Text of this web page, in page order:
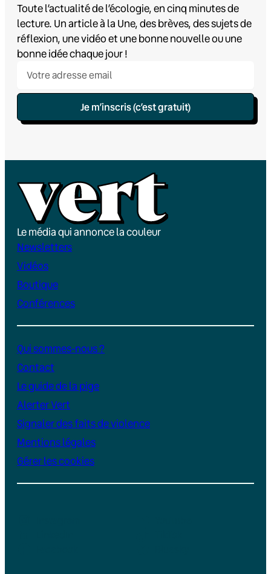
Toute l’actualité de l’écologie, en cinq minutes de
lecture. Un article à la Une, des brèves, des sujets de
réflexion, une vidéo et une bonne nouvelle ou une
bonne idée chaque jour !
Je m’inscris (c’est gratuit)
Le média qui annonce la couleur
Newsletters
Vidéos
Boutique
Conférences
Qui sommes-nous ?
Contact
Le guide de la pige
Alerter Vert
Signaler des faits de violence
Mentions légales
Gérer les cookies